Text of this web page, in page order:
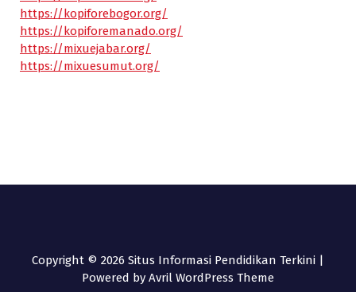
https://kopiforebogor.org/
https://kopiforemanado.org/
https://mixuejabar.org/
https://mixuesumut.org/
Copyright © 2026 Situs Informasi Pendidikan Terkini |
Powered by Avril WordPress Theme